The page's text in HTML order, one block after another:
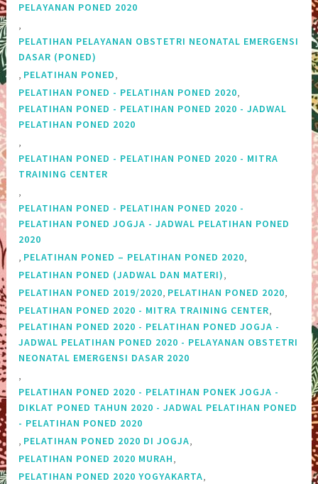
PELAYANAN PONED 2020
,
PELATIHAN PELAYANAN OBSTETRI NEONATAL EMERGENSI
DASAR (PONED)
, PELATIHAN PONED,
PELATIHAN PONED - PELATIHAN PONED 2020,
PELATIHAN PONED - PELATIHAN PONED 2020 - JADWAL
PELATIHAN PONED 2020
,
PELATIHAN PONED - PELATIHAN PONED 2020 - MITRA
TRAINING CENTER
,
PELATIHAN PONED - PELATIHAN PONED 2020 -
PELATIHAN PONED JOGJA - JADWAL PELATIHAN PONED
2020
, PELATIHAN PONED – PELATIHAN PONED 2020,
PELATIHAN PONED (JADWAL DAN MATERI),
PELATIHAN PONED 2019/2020, PELATIHAN PONED 2020,
PELATIHAN PONED 2020 - MITRA TRAINING CENTER,
PELATIHAN PONED 2020 - PELATIHAN PONED JOGJA -
JADWAL PELATIHAN PONED 2020 - PELAYANAN OBSTETRI
NEONATAL EMERGENSI DASAR 2020
,
PELATIHAN PONED 2020 - PELATIHAN PONEK JOGJA -
DIKLAT PONED TAHUN 2020 - JADWAL PELATIHAN PONED
- PELATIHAN PONED 2020
, PELATIHAN PONED 2020 DI JOGJA,
PELATIHAN PONED 2020 MURAH,
PELATIHAN PONED 2020 YOGYAKARTA,